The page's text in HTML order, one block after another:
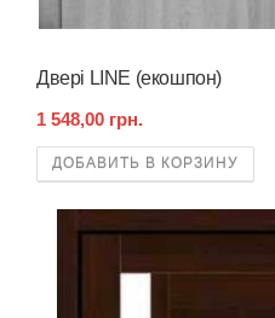
Двері LINE (екошпон)
1 548,00 грн.
ДОБАВИТЬ В КОРЗИНУ